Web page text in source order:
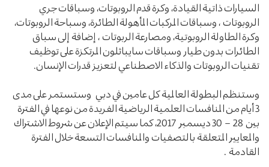
السيارات ذاتية القيادة، وكرة قدم الروبوتات، وسباقات جري
الروبوتات ، وسباقات المركبات المأهولة الطائرة، وسباحة الروبوتات،
وكرة الطاولة الروبوتية، ومصارعة الربوتات ، إضافة إلى سباق
الطائرات بدون طيار وسباقات سايباثلون المرتكزة على توظيف
تقنيات الروبوتات والذكاء الاصطناعي لتعزيز قدرات الإنسان.
وستنظم البطولة العالمية كل عامين في دبي وستستمر على مدى
3 أيام من المنافسات العلمية الرياضية الفريدة من نوعها في الفترة
بين 28 – 30 ديسمبر 2017، كما سيتم الإعلان عن شروط الاشتراك
والمعايير المتعلقة بالتصفيات والمنافسات التسعة خلال الفترة
القادمة .